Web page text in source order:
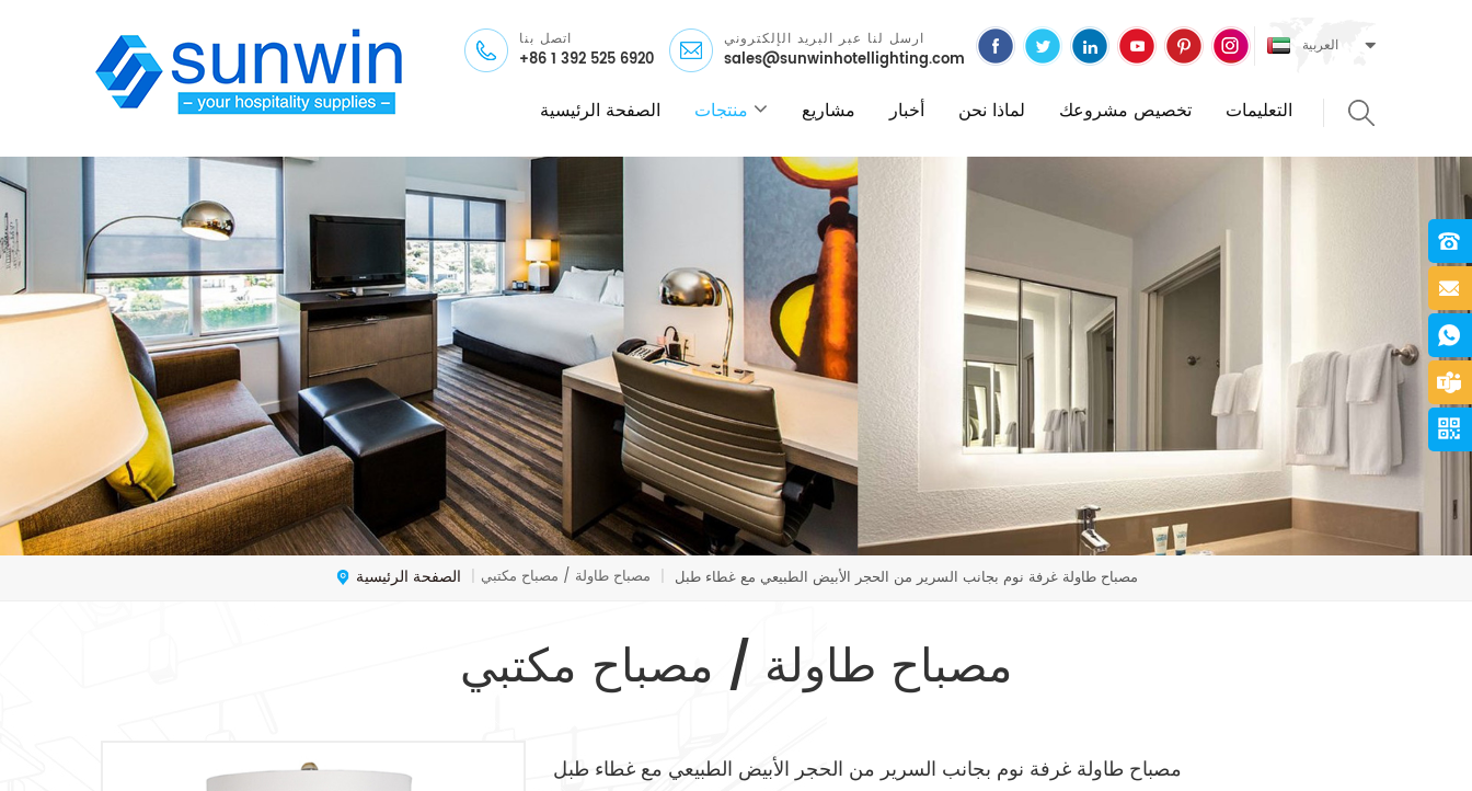
العربية اتصل بنا
+86 1 392 525 6920
ارسل لنا عبر البريد الإلكتروني
sales@sunwinhotellighting.com
الصفحة الرئيسية منتجات مشاريع أخبار لماذا نحن تخصيص مشروعك التعليمات
الصفحة الرئيسية | مصباح طاولة / مصباح مكتبي | مصباح طاولة غرفة نوم بجانب السرير من الحجر الأبيض الطبيعي مع غطاء طبل
مصباح طاولة / مصباح مكتبي
مصباح طاولة غرفة نوم بجانب السرير من الحجر الأبيض الطبيعي مع غطاء طبل